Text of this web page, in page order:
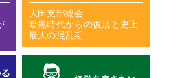
大田支部総会
暗黒時代からの復活と史上
最大の混乱期